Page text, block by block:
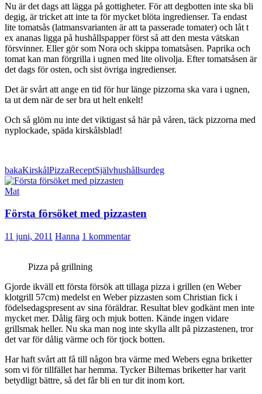
Nu är det dags att lägga på gottigheter. För att degbotten inte ska bli
degig, är tricket att inte ta för mycket blöta ingredienser. Ta endast
lite tomatsås (latmansvarianten är att ta passerade tomater) och låt t
ex ananas ligga på hushållspapper först så att den mesta vätskan
försvinner. Eller gör som Nora och skippa tomatsåsen. Paprika och
tomat kan man förgrilla i ugnen med lite olivolja. Efter tomatsåsen är
det dags för osten, och sist övriga ingredienser.
Det är svårt att ange en tid för hur länge pizzorna ska vara i ugnen,
ta ut dem när de ser bra ut helt enkelt!
Och så glöm nu inte det viktigast så här på våren, täck pizzorna med
nyplockade, späda kirskålsblad!
bakaKirskålPizzaReceptSjälvhushållsurdeg
Mat
Första försöket med pizzasten
11 juni, 2011 Hanna 1 kommentar
Pizza på grillning
Gjorde ikväll ett första försök att tillaga pizza i grillen (en Weber
klotgrill 57cm) medelst en Weber pizzasten som Christian fick i
födelsedagspresent av sina föräldrar. Resultat blev godkänt men inte
mycket mer. Dålig färg och mjuk botten. Kände ingen vidare
grillsmak heller. Nu ska man nog inte skylla allt på pizzastenen, tror
det var för dålig värme och för tjock botten.
Har haft svårt att få till någon bra värme med Webers egna briketter
som vi för tillfället har hemma. Tycker Biltemas briketter har varit
betydligt bättre, så det får bli en tur dit inom kort.